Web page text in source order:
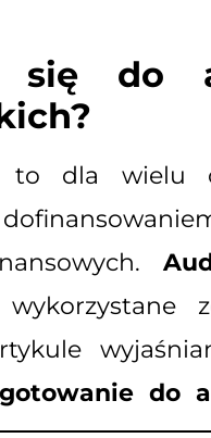
się do
to dla wielu
do